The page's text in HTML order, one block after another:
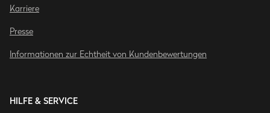
Karriere
Presse
Informationen zur Echtheit von Kundenbewertungen
HILFE & SERVICE